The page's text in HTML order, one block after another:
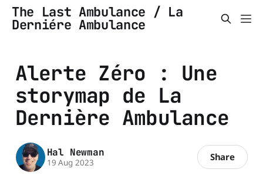
The Last Ambulance / La
Derniére Ambulance
Alerte Zéro : Une
storymap de La
Dernière Ambulance
Hal Newman
19 Aug 2023 Share